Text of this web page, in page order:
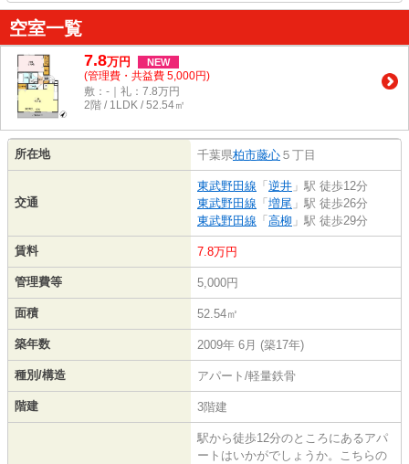
空室一覧
7.8万円 NEW
(管理費・共益費 5,000円)
敷：-｜礼：7.8万円
2階 / 1LDK / 52.54㎡
所在地 千葉県柏市藤心 ５丁目
交通
東武野田線 「 逆井 」駅 徒歩12分
東武野田線 「 増尾 」駅 徒歩26分
東武野田線 「 高柳 」駅 徒歩29分
賃料 7.8万円
管理費等 5,000円
面積 52.54㎡
築年数 2009年 6月 (築17年)
種別/構造 アパート/軽量鉄骨
階建 3階建
駅から徒歩12分のところにあるアパ
ートはいかがでしょうか。こちらの